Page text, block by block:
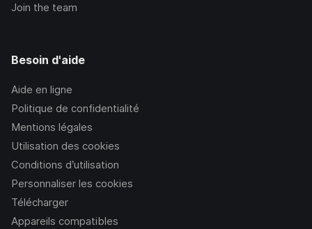
Join the team
Besoin d'aide
Aide en ligne
Politique de confidentialité
Mentions légales
Utilisation des cookies
Conditions d’utilisation
Personnaliser les cookies
Télécharger
Appareils compatibles